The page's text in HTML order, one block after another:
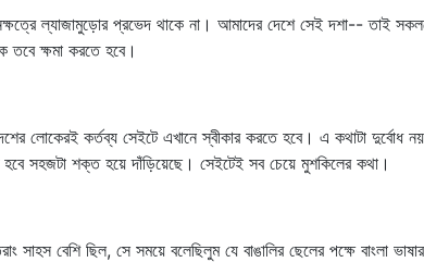
ল্যাজামুড়োর প্রভেদ থাকে না। আমাদের দেশে সেই দশা-- তাই
তবে ক্ষমা করতে হবে।
লোকেরই কর্তব্য সেইটে এখানে স্বীকার করতে হবে। এ কথাটা দুর্বোধ
সহজটা শক্ত হয়ে দাঁড়িয়েছে। সেইটেই সব চেয়ে মুশকিলের কথা।
বেশি ছিল, সে সময়ে বলেছিলুম যে বাঙালির ছেলের পক্ষে বাংলা